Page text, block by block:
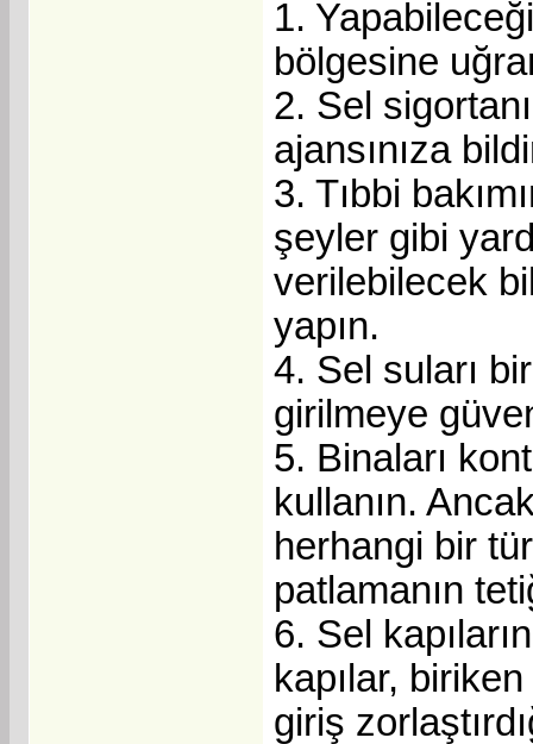
1.
bölgesine
2. Sel
ajansınıza
3. Tıbbi
şeyler gibi
verilebilecek
yapın.
4. Sel suları
girilmeye
5. Binaları
kullanın.
herhangi bir
patlamanın
6. Sel
kapılar,
giriş